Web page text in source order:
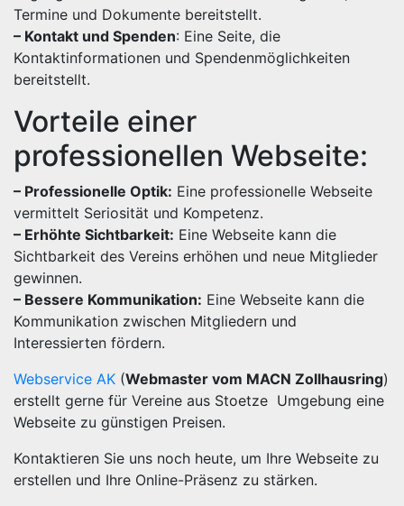
Termine und Dokumente bereitstellt.
– Kontakt und Spenden: Eine Seite, die
Kontaktinformationen und Spendenmöglichkeiten
bereitstellt.
Vorteile einer
professionellen Webseite:
– Professionelle Optik: Eine professionelle Webseite
vermittelt Seriosität und Kompetenz.
– Erhöhte Sichtbarkeit: Eine Webseite kann die
Sichtbarkeit des Vereins erhöhen und neue Mitglieder
gewinnen.
– Bessere Kommunikation: Eine Webseite kann die
Kommunikation zwischen Mitgliedern und
Interessierten fördern.
Webservice AK (Webmaster vom MACN Zollhausring)
erstellt gerne für Vereine aus Stoetze Umgebung eine
Webseite zu günstigen Preisen.
Kontaktieren Sie uns noch heute, um Ihre Webseite zu
erstellen und Ihre Online-Präsenz zu stärken.